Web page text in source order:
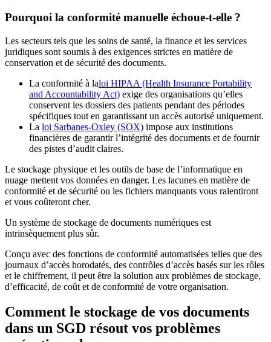
Pourquoi la conformité manuelle échoue-t-elle ?
Les secteurs tels que les soins de santé, la finance et les services
juridiques sont soumis à des exigences strictes en matière de
conservation et de sécurité des documents.
La conformité à laloi HIPAA (Health Insurance Portability
and Accountability Act) exige des organisations qu’elles
conservent les dossiers des patients pendant des périodes
spécifiques tout en garantissant un accès autorisé uniquement.
La loi Sarbanes-Oxley (SOX) impose aux institutions
financières de garantir l’intégrité des documents et de fournir
des pistes d’audit claires.
Le stockage physique et les outils de base de l’informatique en
nuage mettent vos données en danger. Les lacunes en matière de
conformité et de sécurité ou les fichiers manquants vous ralentiront
et vous coûteront cher.
Un système de stockage de documents numériques est
intrinsèquement plus sûr.
Conçu avec des fonctions de conformité automatisées telles que des
journaux d’accès horodatés, des contrôles d’accès basés sur les rôles
et le chiffrement, il peut être la solution aux problèmes de stockage,
d’efficacité, de coût et de conformité de votre organisation.
Comment le stockage de vos documents
dans un SGD résout vos problèmes